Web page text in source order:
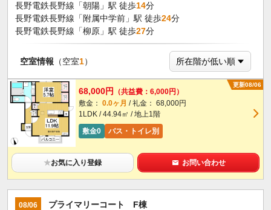
長野電鉄長野線「朝陽」駅 徒歩14分
長野電鉄長野線「附属中学前」駅 徒歩24分
長野電鉄長野線「柳原」駅 徒歩27分
空室情報 （空室1）
更新08/06
68,000円
（共益費：6,000円）
敷金： 0.0ヶ月 / 礼金： 68,000円
1LDK / 44.94㎡ / 地上1階
敷金0
バス・トイレ別
★お気に入り登録 お問い合わせ
08/06 プライマリーコート F棟